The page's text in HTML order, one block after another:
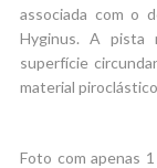
associada com o
Hyginus. A pista
superfície
material
Foto com apenas 1